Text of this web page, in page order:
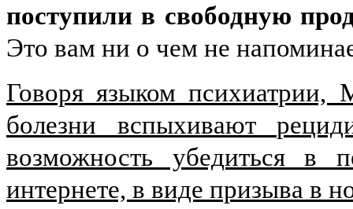
поступили в свободную
Это вам ни о чем не
Говоря языком
болезни вспыхивают
возможность убедиться в
интернете, в виде призыва